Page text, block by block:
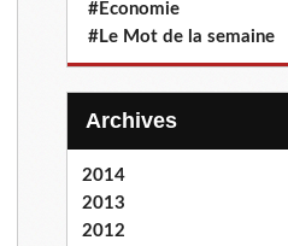
#Economie
#Le Mot de la semaine
Archives
2014
2013
2012